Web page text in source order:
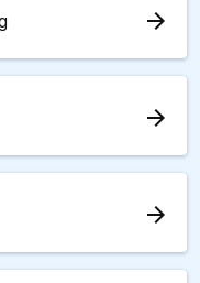
arrow_forward
arrow_forward
arrow_forward